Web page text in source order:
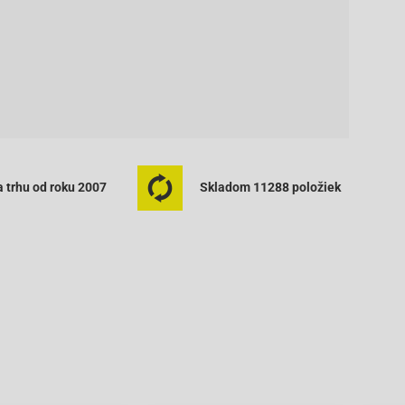
trhu od roku 2007 Skladom 11288 položiek